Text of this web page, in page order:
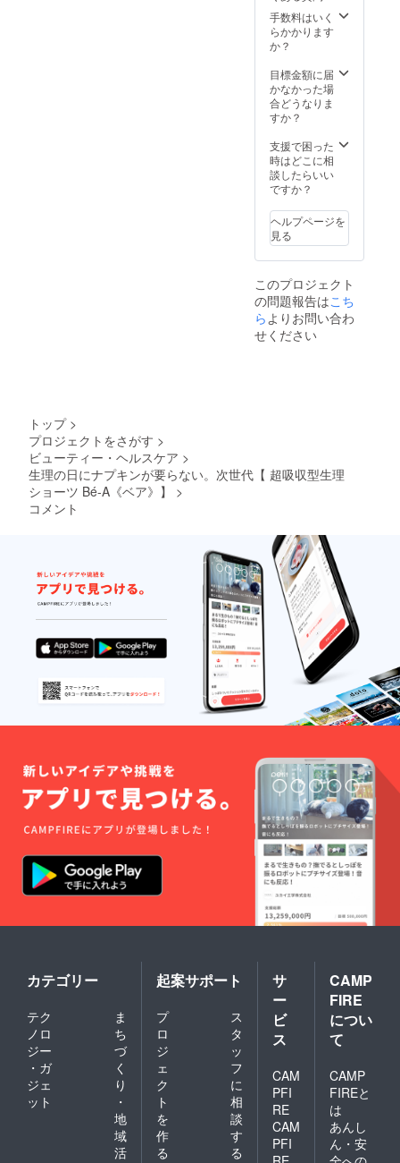
たら弊社一同嬉
しく存じます。
今、そして未来
を生きる女性た
これからもさら
なる改良を続
け、より良い商
品を作って参る
所存でございま
ご意見・ご感想
がございました
「info@withbe-
a.com」までぜ
けますと幸いで
す。
今後とも弊社並
ぞ宜しくお願い
なく、一般的な
サニタリー
ショーツやス
現在、ご要望を
いただきまして
LL-XL（13〜15
開に着手してお
年内に発売でき
進行しておりま
す。
ぜひご検討くだ
さいますと幸い
です。
大変励みになり
どうぞ宜しくお
願い申し上げま
す。
す。 ナプキン
が含む経血が気
になったらお外
みでお過ごしい
ただくなど、ご
状況に応じてお
使いいただけま
すと幸いです。
チャーショーツ
は、生理２日目
でも１日中過ご
として開発いた
しました。その
ため、生理２日
目の平均経血量
30ml〜50mlと
言われる経血量
に対して、
120mの吸水量
にこだわった経
緯がございま
す。 皆さまに
お使いいただき
ました後、様々
なご要望をいた
だくことと存じ
ますが、お声を
お伺いしながら
6月16日
以降の
ご支援
きまし
ては、8
月以降
順次発
しま
す。
してい
ます ＊
ジャス
すすめ
です。
サイズ
合は、
小さめ
のサイ
ズをお
ただく
おすす
めして
おりま
す。 ＊
6月16日
以降の
ご支援
リーの
洗濯洗
ナル
ウォッ
シング
（洗
剤）10g
パウ
チ」付
送料込
み ＊7
月下旬
より順
を予定
してい
ます ＊
ジャス
トサイ
のサイ
ことを
おすす
めして
おりま
す。 ＊
6月16日
以降の
ご支援
分につ
きまし
ては、8
月以降
順次発
送いた
手数料はいく
らかかります
か？
目標金額に届
かなかった場
合どうなりま
すか？
支援で困った
時はどこに相
談したらいい
ですか？
ヘルプページを
見る
このプロジェクト
の問題報告はこち
ら よりお問い合わ
せください
トップ >
プロジェクトをさがす >
ビューティー・ヘルスケア >
生理の日にナプキンが要らない。次世代【 超吸収型生理
ショーツ Bé-A《ベア》】
>
コメント
カテゴリー
テク
ノロ
ジー
・ガ
ジェ
ット
ま
ち
づ
く
り
・
地
域
活
起案サポート
プ
ロ
ジ
ェ
ク
ト
を
作
る
ス
タ
ッ
フ
に
相
談
す
る
サ
ー
ビ
ス
CAM
PFI
RE
CAM
PFI
CAMP
FIRE
につい
て
CAMP
FIREと
は
あんし
ん・安